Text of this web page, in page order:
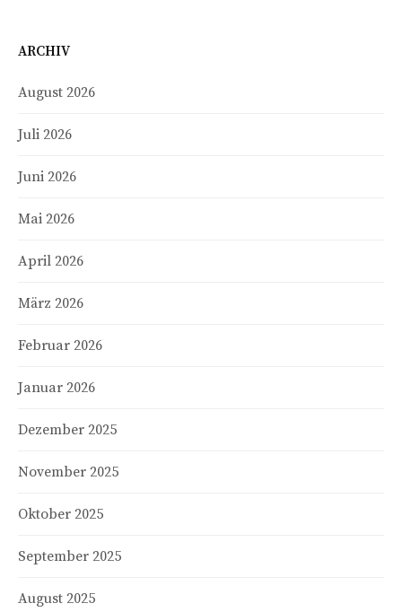
ARCHIV
August 2026
Juli 2026
Juni 2026
Mai 2026
April 2026
März 2026
Februar 2026
Januar 2026
Dezember 2025
November 2025
Oktober 2025
September 2025
August 2025